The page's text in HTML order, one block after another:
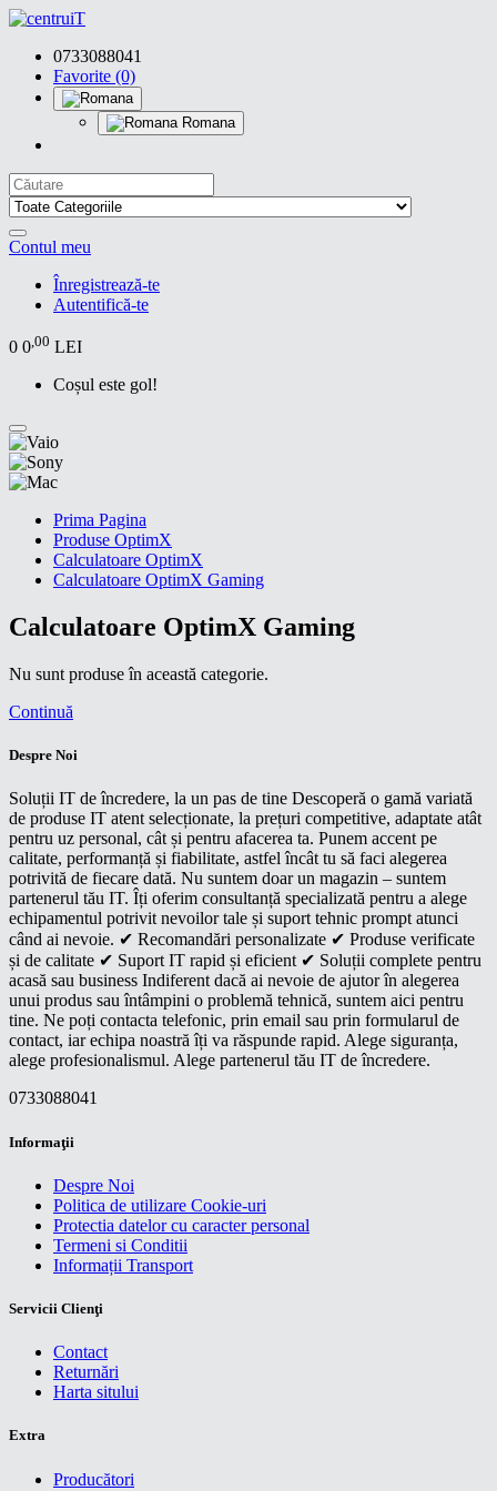
0733088041
Favorite (0)
Romana
Contul meu
Înregistrează-te
Autentifică-te
0 0,00 LEI
Coșul este gol!
Prima Pagina
Produse OptimX
Calculatoare OptimX
Calculatoare OptimX Gaming
Calculatoare OptimX Gaming
Nu sunt produse în această categorie.
Continuă
Despre Noi
Soluții IT de încredere, la un pas de tine Descoperă o gamă variată
de produse IT atent selecționate, la prețuri competitive, adaptate atât
pentru uz personal, cât și pentru afacerea ta. Punem accent pe
calitate, performanță și fiabilitate, astfel încât tu să faci alegerea
potrivită de fiecare dată. Nu suntem doar un magazin – suntem
partenerul tău IT. Îți oferim consultanță specializată pentru a alege
echipamentul potrivit nevoilor tale și suport tehnic prompt atunci
când ai nevoie. ✔ Recomandări personalizate ✔ Produse verificate
și de calitate ✔ Suport IT rapid și eficient ✔ Soluții complete pentru
acasă sau business Indiferent dacă ai nevoie de ajutor în alegerea
unui produs sau întâmpini o problemă tehnică, suntem aici pentru
tine. Ne poți contacta telefonic, prin email sau prin formularul de
contact, iar echipa noastră îți va răspunde rapid. Alege siguranța,
alege profesionalismul. Alege partenerul tău IT de încredere.
0733088041
Informaţii
Despre Noi
Politica de utilizare Cookie-uri
Protectia datelor cu caracter personal
Termeni si Conditii
Informații Transport
Servicii Clienţi
Contact
Returnări
Harta sitului
Extra
Producători